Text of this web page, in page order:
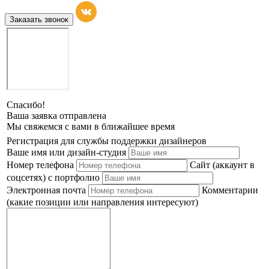
Заказать звонок
Спасибо!
Ваша заявка отправлена
Мы свяжемся с вами в ближайшее время
Регистрация для службы поддержки дизайнеров
Ваше имя или дизайн-студия
Номер телефона
Сайт (аккаунт в
соцсетях) с портфолио
Электронная почта
Комментарии
(какие позиции или направления интересуют)